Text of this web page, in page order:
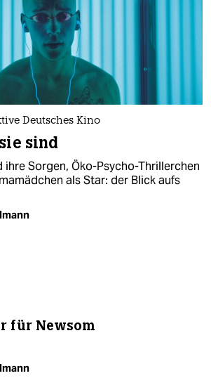
Deutsches Kino
sind
ihre Sorgen, Öko-Psycho-Thrillerchen
als Star: der Blick aufs
für Newsom